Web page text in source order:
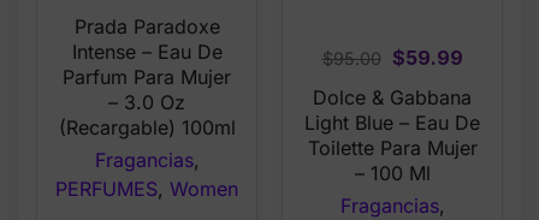
price
was:
$168.99.$162.99.
Prada Paradoxe
Intense – Eau De
Parfum Para Mujer
– 3.0 Oz
(Recargable) 100ml
Fragancias,
PERFUMES, Women
$95.00
Original
price
was:
$95.00.
$59.99Current
is:
$59.99.
Dolce & Gabbana
Light Blue – Eau De
Toilette Para Mujer
– 100 Ml
Fragancias,